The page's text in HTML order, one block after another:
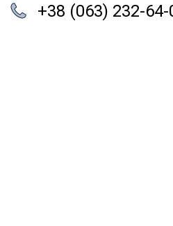
+38 (063) 232-64-